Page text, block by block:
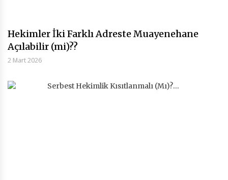
Hekimler İki Farklı Adreste Muayenehane
Açılabilir (mi)??
2 Mart 2026